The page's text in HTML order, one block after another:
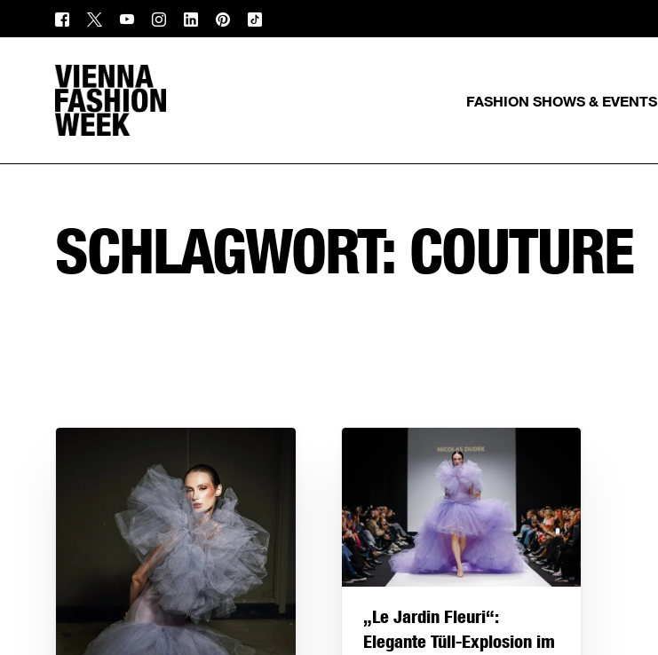
FASHION SHOWS & EVENTS
SCHLAGWORT: COUTURE
„Le Jardin Fleuri“:
Elegante Tüll-Explosion im